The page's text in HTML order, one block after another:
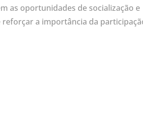
as oportunidades de socialização e
reforçar a importância da